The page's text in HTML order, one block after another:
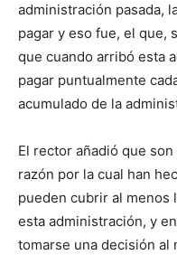
administración pasada,
pagar y eso fue, el que,
que cuando arribó esta
pagar puntualmente
acumulado de la
El rector añadió que
razón por la cual han
pueden cubrir al menos
esta administración, y
tomarse una decisión al